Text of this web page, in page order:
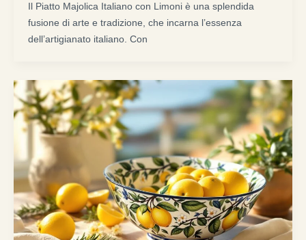
Il Piatto Majolica Italiano con Limoni è una splendida
fusione di arte e tradizione, che incarna l’essenza
dell’artigianato italiano. Con